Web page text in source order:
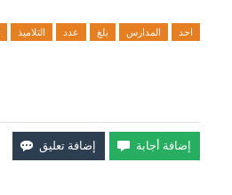
احد المدارس بلغ عدد التلاميذ